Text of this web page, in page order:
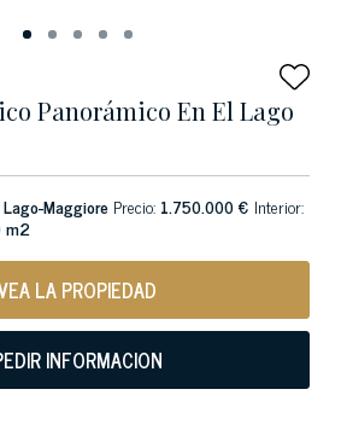
Panorámico En El Lago
Maggiore Precio: 1.750.000 € Interior:
m2
LA PROPIEDAD
INFORMACION